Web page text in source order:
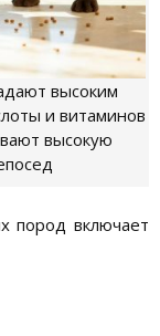
высоким
и витаминов
высокую
пород включает